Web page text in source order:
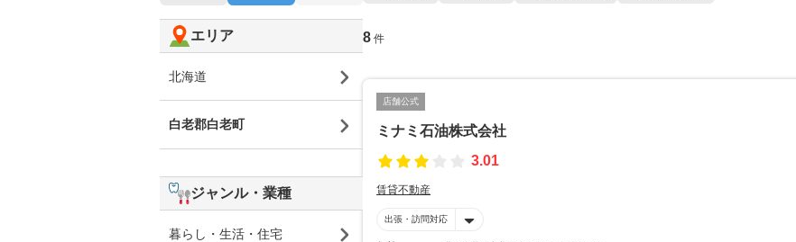
8 件
店舗公式
ミナミ石油株式会社
3.01
賃貸不動産
出張・訪問対応
エリア
北海道
白老郡白老町
ジャンル・業種
暮らし・生活・住宅